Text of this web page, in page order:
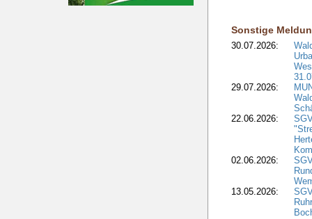
Sonstige
30.07.2026:
29.07.2026:
22.06.2026:
02.06.2026:
13.05.2026: